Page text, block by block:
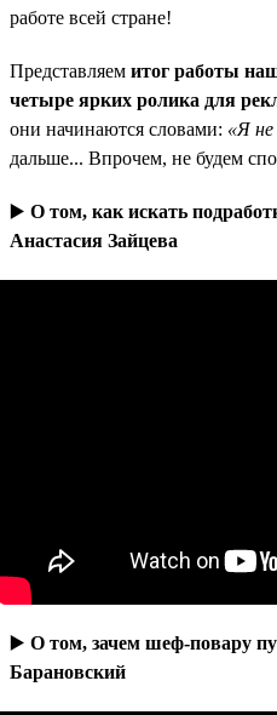
работе всей стране!
Представляем итог работы
четыре ярких ролика для
они начинаются словами: «Я
дальше... Впрочем, не будем
▶️ О том, как искать
Анастасия Зайцева
▶️ О том, зачем шеф-повару
Барановский